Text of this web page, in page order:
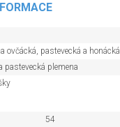
ovčácká, pastevecká a honácká
pastevecká plemena
54